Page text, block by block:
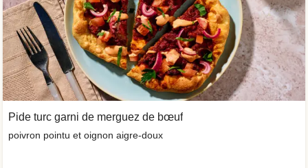
Pide turc garni de merguez de bœuf
poivron pointu et oignon aigre-doux